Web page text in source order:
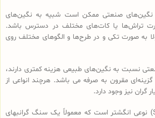
صنعتی ممکن است شبیه به نگین‌های
تراش‌ها یا کات‌های مختلف در دسترس باشد.
به صورت تکی و در طرح‌ها و الگوهای مختلف روی
نسبت به نگین‌های طبیعی هزینه کمتری دارند،
مقرون به صرفه می باشد. هرچند انواعی از
نیز وجود دارد.
سولیتر (Solitaire Ring) نوعی انگشتر است که معمولاً یک سنگ گرانبهای